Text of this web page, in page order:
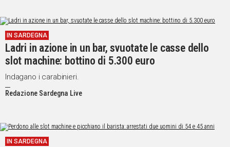
IN SARDEGNA
Ladri in azione in un bar, svuotate le casse dello
slot machine: bottino di 5.300 euro
Indagano i carabinieri.
Redazione Sardegna Live
IN SARDEGNA